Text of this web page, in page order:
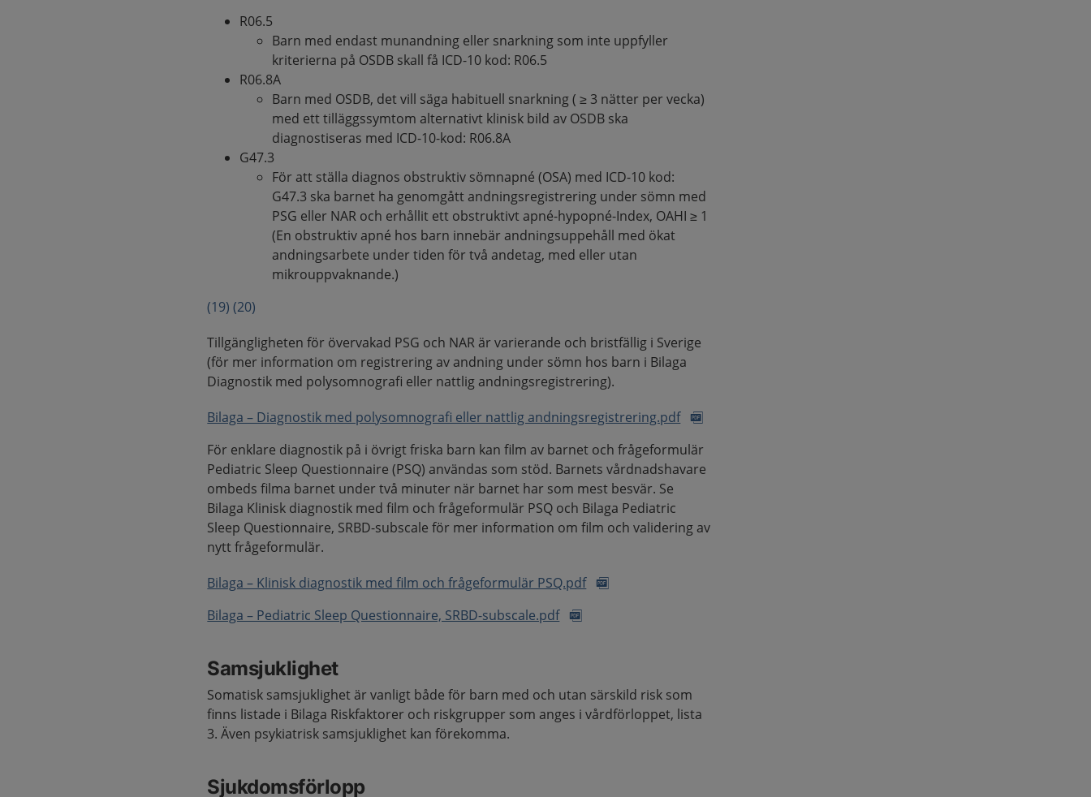
R06.5
Barn med endast munandning eller snarkning som inte uppfyller
kriterierna på OSDB skall få ICD-10 kod: R06.5
R06.8A
Barn med OSDB, det vill säga habituell snarkning ( ≥ 3 nätter per vecka)
med ett tilläggssymtom alternativt klinisk bild av OSDB ska
diagnostiseras med ICD-10-kod: R06.8A
G47.3
För att ställa diagnos obstruktiv sömnapné (OSA) med ICD-10 kod:
G47.3 ska barnet ha genomgått andningsregistrering under sömn med
PSG eller NAR och erhållit ett obstruktivt apné-hypopné-Index, OAHI ≥ 1
(En obstruktiv apné hos barn innebär andningsuppehåll med ökat
andningsarbete under tiden för två andetag, med eller utan
mikrouppvaknande.)
(19) (20)
Tillgängligheten för övervakad PSG och NAR är varierande och bristfällig i Sverige
(för mer information om registrering av andning under sömn hos barn i Bilaga
Diagnostik med polysomnografi eller nattlig andningsregistrering).
Bilaga – Diagnostik med polysomnografi eller nattlig andningsregistrering.pdf
För enklare diagnostik på i övrigt friska barn kan film av barnet och frågeformulär
Pediatric Sleep Questionnaire (PSQ) användas som stöd. Barnets vårdnadshavare
ombeds filma barnet under två minuter när barnet har som mest besvär. Se
Bilaga Klinisk diagnostik med film och frågeformulär PSQ och Bilaga Pediatric
Sleep Questionnaire, SRBD-subscale för mer information om film och validering av
nytt frågeformulär.
Bilaga – Klinisk diagnostik med film och frågeformulär PSQ.pdf
Bilaga – Pediatric Sleep Questionnaire, SRBD-subscale.pdf
Samsjuklighet
Somatisk samsjuklighet är vanligt både för barn med och utan särskild risk som
finns listade i Bilaga Riskfaktorer och riskgrupper som anges i vårdförloppet, lista
3. Även psykiatrisk samsjuklighet kan förekomma.
Sjukdomsförlopp